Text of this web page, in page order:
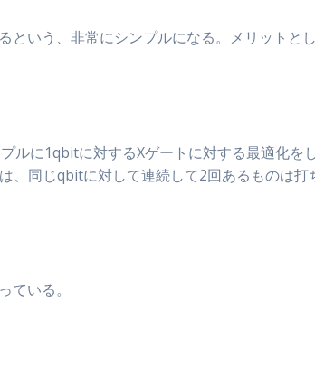
いう、非常にシンプルになる。メリットと
に1qbitに対するXゲートに対する最適化を
同じqbitに対して連続して2回あるものは
いる。